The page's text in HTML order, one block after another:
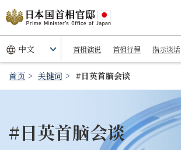
首相演说 首相行程 指示谈话
首页 关键词 #日英首脑会谈
#日英首脑会谈